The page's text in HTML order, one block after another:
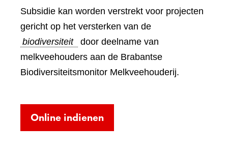
Subsidie kan worden verstrekt voor projecten
gericht op het versterken van de
biodiversiteit
door deelname van
melkveehouders aan de Brabantse
Biodiversiteitsmonitor Melkveehouderij.
Online indienen(verwijst
naar